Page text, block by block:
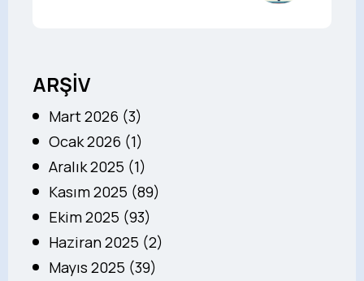
ARŞİV
Mart 2026 (3)
Ocak 2026 (1)
Aralık 2025 (1)
Kasım 2025 (89)
Ekim 2025 (93)
Haziran 2025 (2)
Mayıs 2025 (39)